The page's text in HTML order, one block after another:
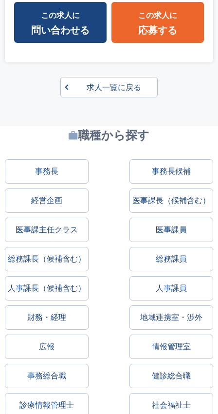
この求人に
問い合わせる
この求人に
応募する
求人一覧に戻る
職種から探す
事務長 事務長候補
経営企画 医事課長（候補含む）
医事課主任クラス 医事課員
総務課長（候補含む） 総務課員
人事課長（候補含む） 人事課員
財務・経理 地域連携室・渉外
広報 情報管理室
事務総合職 健診総合職
診療情報管理士 社会福祉士